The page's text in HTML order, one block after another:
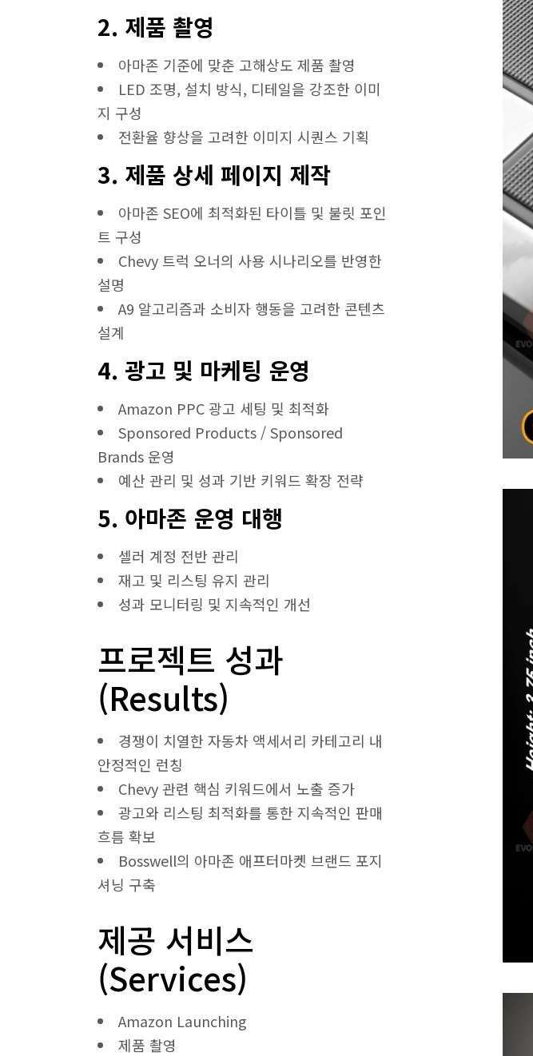
2. 제품 촬영
아마존 기준에 맞춘 고해상도 제품 촬영
LED 조명, 설치 방식, 디테일을 강조한 이미
지 구성
전환율 향상을 고려한 이미지 시퀀스 기획
3. 제품 상세 페이지 제작
아마존 SEO에 최적화된 타이틀 및 불릿 포인
트 구성
Chevy 트럭 오너의 사용 시나리오를 반영한
설명
A9 알고리즘과 소비자 행동을 고려한 콘텐츠
설계
4. 광고 및 마케팅 운영
Amazon PPC 광고 세팅 및 최적화
Sponsored Products / Sponsored
Brands 운영
예산 관리 및 성과 기반 키워드 확장 전략
5. 아마존 운영 대행
셀러 계정 전반 관리
재고 및 리스팅 유지 관리
성과 모니터링 및 지속적인 개선
프로젝트 성과
(Results)
경쟁이 치열한 자동차 액세서리 카테고리 내
안정적인 런칭
Chevy 관련 핵심 키워드에서 노출 증가
광고와 리스팅 최적화를 통한 지속적인 판매
흐름 확보
Bosswell의 아마존 애프터마켓 브랜드 포지
셔닝 구축
제공 서비스
(Services)
Amazon Launching
제품 촬영